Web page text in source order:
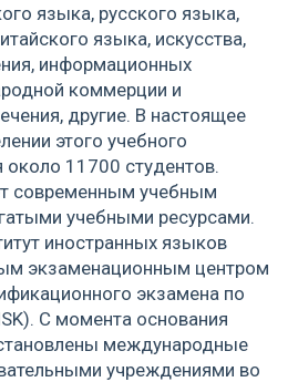
языка, русского языка,
языка, искусства,
информационных
коммерции и
другие. В настоящее
этого учебного
около 11700 студентов.
современным учебным
учебными ресурсами.
иностранных языков
экзаменационным центром
экзамена по
С момента основания
международные
учреждениями во